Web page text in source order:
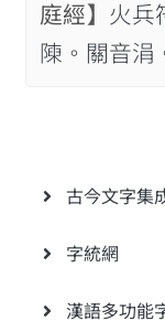
庭經】 火兵
𨻰。關音涓
古今文字集
字統網
漢語多功能